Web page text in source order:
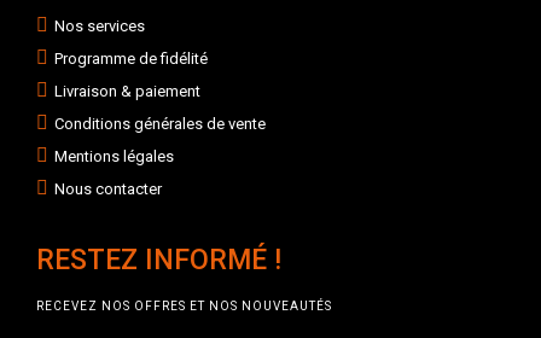
Nos services
Programme de fidélité
Livraison & paiement
Conditions générales de vente
Mentions légales
Nous contacter
RESTEZ INFORMÉ !
RECEVEZ NOS OFFRES ET NOS NOUVEAUTÉS